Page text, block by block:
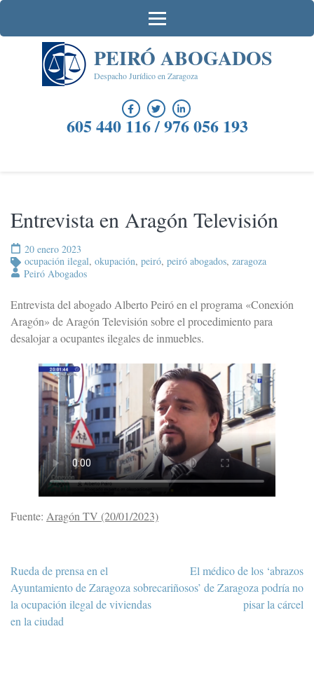
Saltar
contenido
PEIRÓ ABOGADOS
Despacho Jurídico en Zaragoza
605 440 116 / 976 056 193
Entrevista en Aragón Televisión
20 enero 2023
ocupación ilegal, okupación, peiró, peiró abogados, zaragoza
Peiró Abogados
Entrevista del abogado Alberto Peiró en el programa «Conexión
Aragón» de Aragón Televisión sobre el procedimiento para
desalojar a ocupantes ilegales de inmuebles.
Fuente: Aragón TV (20/01/2023)
Navegación
de
entradas
Rueda de prensa en el
Ayuntamiento de Zaragoza sobre
la ocupación ilegal de viviendas
en la ciudad
El médico de los ‘abrazos
cariñosos’ de Zaragoza podría no
pisar la cárcel